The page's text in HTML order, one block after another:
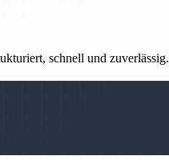
schnell und zuverlässig.